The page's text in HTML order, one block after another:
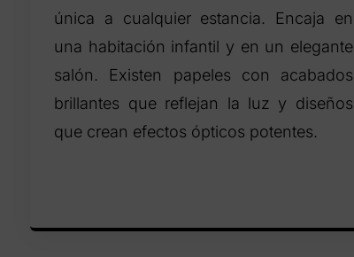
única a cualquier estancia. Encaja en
una habitación infantil y en un elegante
salón. Existen papeles con acabados
brillantes que reflejan la luz y diseños
que crean efectos ópticos potentes.